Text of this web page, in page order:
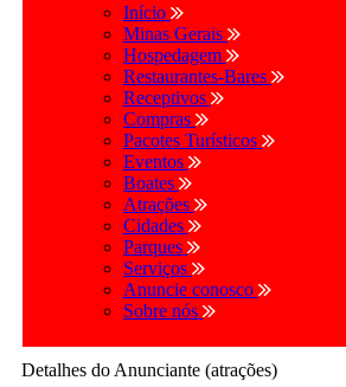
Início
Minas Gerais
Hospedagem
Restaurantes-Bares
Receptivos
Compras
Pacotes Turísticos
Eventos
Boates
Atrações
Cidades
Parques
Serviços
Anuncie conosco
Sobre nós
Detalhes do Anunciante (atrações)